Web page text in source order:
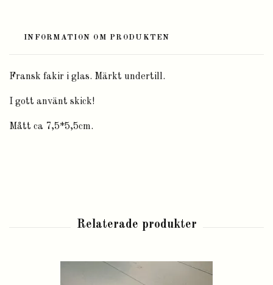
INFORMATION OM PRODUKTEN
Fransk fakir i glas. Märkt undertill.
I gott använt skick!
Mått ca 7,5*5,5cm.